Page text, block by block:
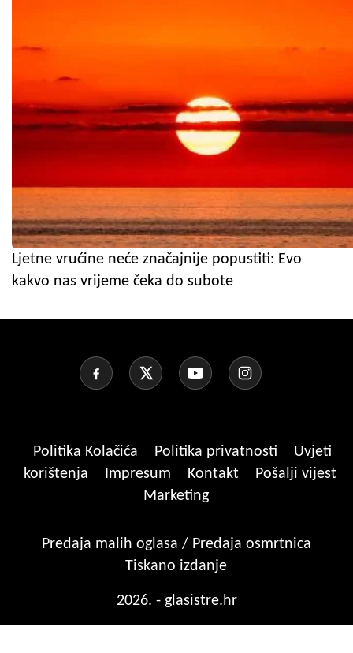
Ljetne vrućine neće značajnije popustiti: Evo
kakvo nas vrijeme čeka do subote
Politika Kolačića Politika privatnosti
Uvjeti
korištenja
Impresum Kontakt
Pošalji vijest
Marketing
Predaja malih oglasa / Predaja osmrtnica
Tiskano izdanje
2026. - glasistre.hr